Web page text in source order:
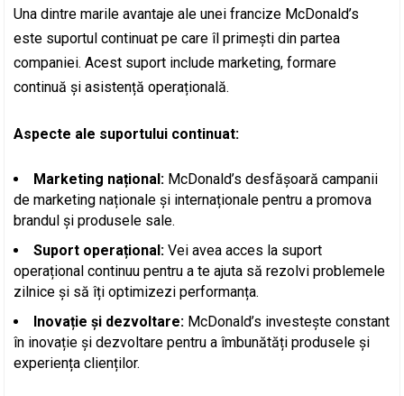
Una dintre marile avantaje ale unei francize McDonald’s
este suportul continuat pe care îl primești din partea
companiei. Acest suport include marketing, formare
continuă și asistență operațională.
Aspecte ale suportului continuat:
Marketing național: McDonald’s desfășoară campanii
de marketing naționale și internaționale pentru a promova
brandul și produsele sale.
Suport operațional: Vei avea acces la suport
operațional continuu pentru a te ajuta să rezolvi problemele
zilnice și să îți optimizezi performanța.
Inovație și dezvoltare: McDonald’s investește constant
în inovație și dezvoltare pentru a îmbunătăți produsele și
experiența clienților.